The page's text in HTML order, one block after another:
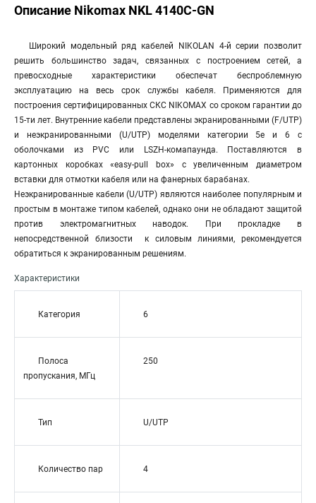
Описание Nikomax NKL 4140C-GN
Широкий модельный ряд кабелей NIKOLAN 4-й серии позволит
решить большинство задач, связанных с построением сетей, а
превосходные характеристики обеспечат беспроблемную
эксплуатацию на весь срок службы кабеля. Применяются для
построения сертифицированных СКС NIKOMAX со сроком гарантии до
15-ти лет. Внутренние кабели представлены экранированными (F/UTP)
и неэкранированными (U/UTP) моделями категории 5е и 6 с
оболочками из PVC или LSZH-комапаунда. Поставляются в
картонных коробках «easy-pull box» с увеличенным диаметром
вставки для отмотки кабеля или на фанерных барабанах.
Неэкранированные кабели (U/UTP) являются наиболее популярным и
простым в монтаже типом кабелей, однако они не обладают защитой
против электромагнитных наводок. При прокладке в
непосредственной близости к силовым линиями, рекомендуется
обратиться к экранированным решениям.
Характеристики
Категория 6
Полоса
пропускания, МГц
250
Тип U/UTP
Количество пар 4